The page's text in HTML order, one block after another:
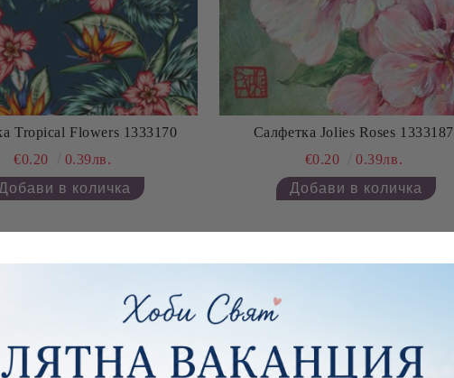
Tropical Flowers 1333170
€0.20
0.39лв.
Салфетка Jolies Roses 1333187
€0.20
0.39лв.